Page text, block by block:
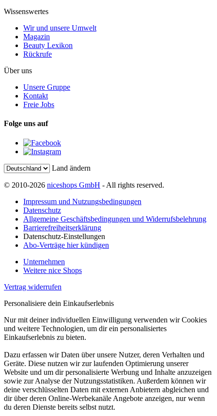
Wissenswertes
Wir und unsere Umwelt
Magazin
Beauty Lexikon
Rückrufe
Über uns
Unsere Gruppe
Kontakt
Freie Jobs
Folge uns auf
Land ändern
© 2010-2026 niceshops GmbH - All rights reserved.
Impressum und Nutzungsbedingungen
Datenschutz
Allgemeine Geschäftsbedingungen und Widerrufsbelehrung
Barrierefreiheitserklärung
Datenschutz-Einstellungen
Abo-Verträge hier kündigen
Unternehmen
Weitere nice Shops
Vertrag widerrufen
Personalisiere dein Einkaufserlebnis
Nur mit deiner individuellen Einwilligung verwenden wir Cookies
und weitere Technologien, um dir ein personalisiertes
Einkaufserlebnis zu bieten.
Dazu erfassen wir Daten über unsere Nutzer, deren Verhalten und
Geräte. Diese nutzen wir zur laufenden Optimierung unserer
Website und um dir personalisierte Werbung und Inhalte anzuzeigen
sowie zur Analyse der Nutzungsstatistiken. Außerdem können wir
deine verschlüsselten Daten mit externen Anbietern abgleichen und
dir über deren Online-Werbekanäle Angebote anzeigen, nur wenn
du deren Dienste bereits selbst nutzt.